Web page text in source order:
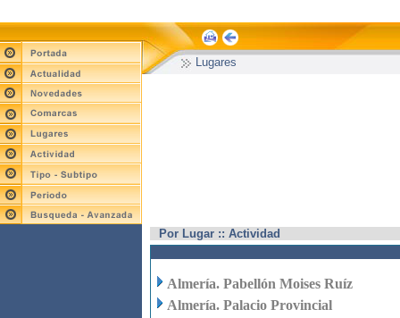
Lugares
Por Lugar :: Actividad
Almería. Pabellón Moises Ruíz
Almería. Palacio Provincial